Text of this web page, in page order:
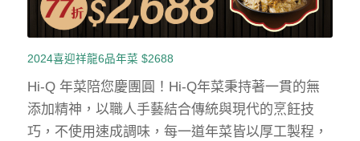
2024喜迎祥龍6品年菜 $2688
Hi-Q 年菜陪您慶團圓！Hi-Q年菜秉持著一貫的無
添加精神，以職人手藝結合傳統與現代的烹飪技
巧，不使用速成調味，每一道年菜皆以厚工製程，